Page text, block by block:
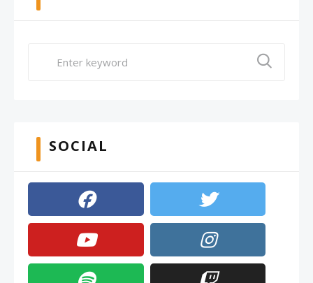
SOCIAL